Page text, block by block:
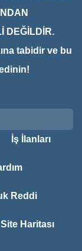
DEĞİLDİR.
tabidir ve bu
İş İlanları
Reddi
Site Haritası